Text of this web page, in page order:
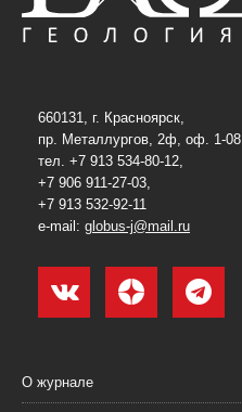
660131, г. Красноярск,
пр. Металлургов, 2ф, оф. 1-08
тел. +7 913 534-80-12,
+7 906 911-27-03,
+7 913 532-92-11
e-mail: globus-j@mail.ru
О журнале